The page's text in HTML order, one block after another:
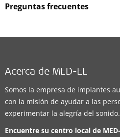
Preguntas frecuentes
Acerca de MED-EL
Somos la empresa de implantes
con la misión de ayudar a las
experimentar la alegría del sonido.
Encuentre su centro local de